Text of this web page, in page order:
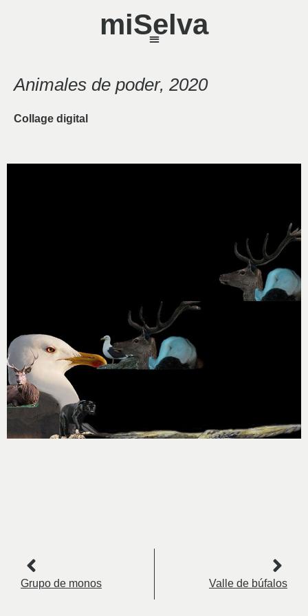
miSelva
Animales de poder, 2020
Collage digital
Grupo de monos Valle de búfalos